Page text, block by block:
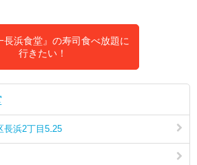
長浜食堂』の寿司食べ放題に
行きたい！
長浜2丁目5₋25